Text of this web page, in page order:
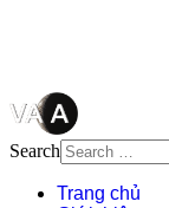
Search
Trang chủ